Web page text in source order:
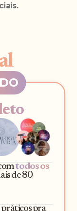
todos os
de 80
pra